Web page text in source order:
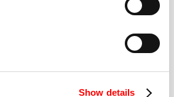
Show details
DI FITNESS